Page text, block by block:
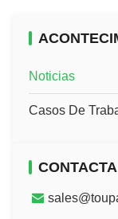
Noticias
Casos De